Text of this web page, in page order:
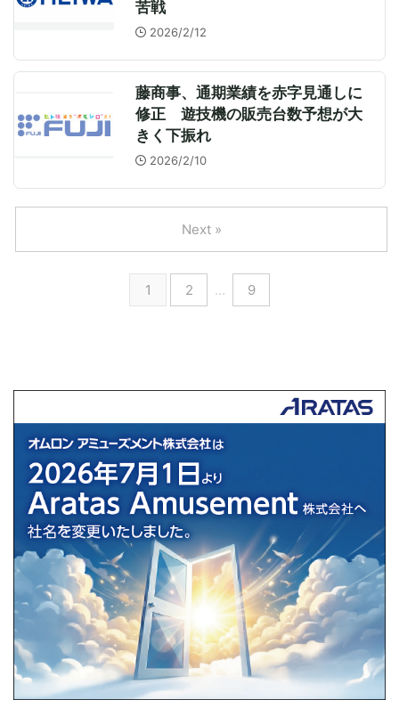
苦戦
2026/2/12
藤商事、通期業績を赤字見通しに
修正 遊技機の販売台数予想が大
きく下振れ
2026/2/10
1 2 … 9
Next »